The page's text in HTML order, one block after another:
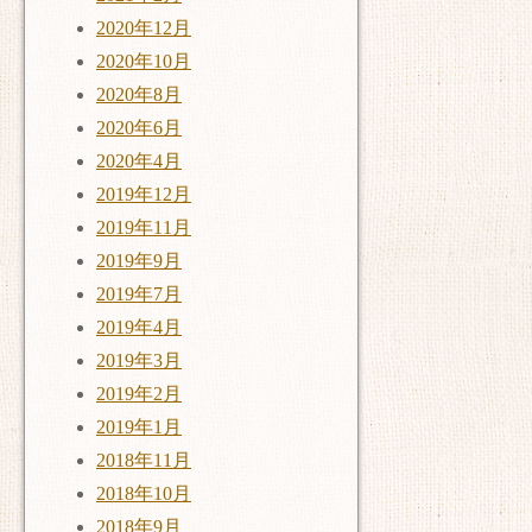
2020年12月
2020年10月
2020年8月
2020年6月
2020年4月
2019年12月
2019年11月
2019年9月
2019年7月
2019年4月
2019年3月
2019年2月
2019年1月
2018年11月
2018年10月
2018年9月